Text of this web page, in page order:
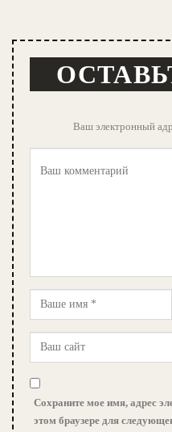
Ваш электронный
Сохраните мое имя, адрес
этом браузере для